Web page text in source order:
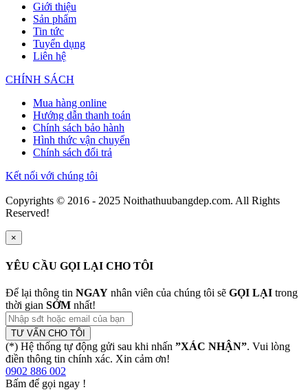
Giới thiệu
Sản phẩm
Tin tức
Tuyển dụng
Liên hệ
CHÍNH SÁCH
Mua hàng online
Hướng dẫn thanh toán
Chính sách bảo hành
Hình thức vận chuyển
Chính sách đổi trả
Kết nối với chúng tôi
Copyrights © 2016 - 2025 Noithathuubangdep.com. All Rights
Reserved!
×
YÊU CẦU GỌI LẠI CHO TÔI
Để lại thông tin NGAY nhân viên của chúng tôi sẽ GỌI LẠI trong
thời gian SỚM nhất!
TƯ VẤN CHO TÔI
(*) Hệ thống tự động gửi sau khi nhấn ”XÁC NHẬN”. Vui lòng
điền thông tin chính xác. Xin cảm ơn!
0902 886 002
Bấm để gọi ngay !